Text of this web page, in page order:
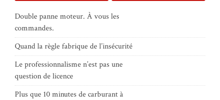
Double panne moteur. À vous les
commandes.
Quand la règle fabrique de l’insécurité
Le professionnalisme n’est pas une
question de licence
Plus que 10 minutes de carburant à